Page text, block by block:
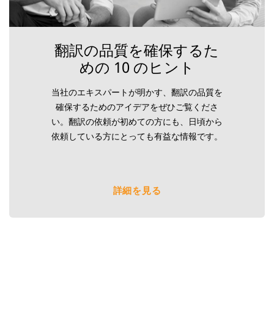
翻訳の品質を確保するた
めの 10 のヒント
当社のエキスパートが明かす、翻訳の品質を
確保するためのアイデアをぜひご覧くださ
い。翻訳の依頼が初めての方にも、日頃から
依頼している方にとっても有益な情報です。
詳細を見る